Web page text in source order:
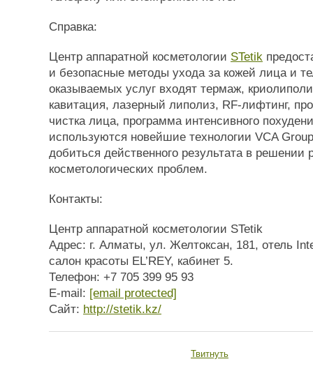
Справка:
Центр аппаратной косметологии STetik
и безопасные методы ухода за кожей лица и
оказываемых услуг входят термаж,
кавитация, лазерный липолиз, RF-лифтинг,
чистка лица, программа интенсивного
используются новейшие технологии VCA
добиться действенного результата в решении
косметологических проблем.
Контакты:
Центр аппаратной косметологии STetik
Адрес: г. Алматы, ул. Желтоксан, 181, отель
салон красоты EL’REY, кабинет 5.
Телефон: +7 705 399 95 93
E-mail: [email protected]
Сайт: http://stetik.kz/
Твитнуть